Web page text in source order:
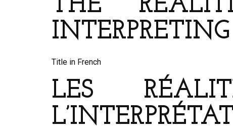
THE
Title in French
LES